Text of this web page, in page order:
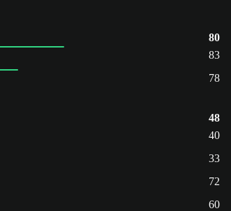
80
83
78
48
40
33
72
60